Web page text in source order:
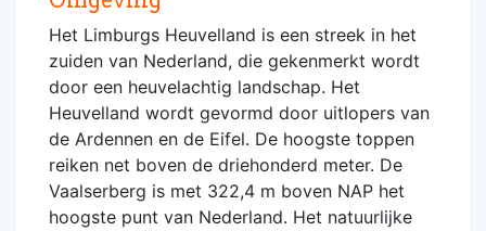
Het Limburgs Heuvelland is een streek in het
zuiden van Nederland, die gekenmerkt wordt
door een heuvelachtig landschap. Het
Heuvelland wordt gevormd door uitlopers van
de Ardennen en de Eifel. De hoogste toppen
reiken net boven de driehonderd meter. De
Vaalserberg is met 322,4 m boven NAP het
hoogste punt van Nederland. Het natuurlijke